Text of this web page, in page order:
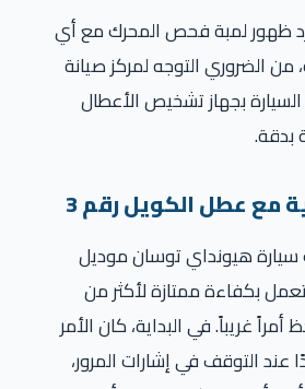
ظهور لمبة فحص المحرك مع أي
الضروري التوجه لمركز صيانة
بجهاز تشخيص الأعطال
بدقة.
مع عطل الكويل رقم 3
هيونداي توسان موديل
تعمل بكفاءة ممتازة لأكثر من
غريباً. في البداية، كان الأمر
عند التوقف في إشارات المرور،